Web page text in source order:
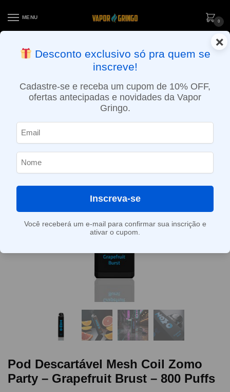
MENU
0
ENTREGA NO MESMO DIA EM SÃO PAULO (SEG A SEX): PEDIDOS
APROVADOS ATÉ 15:30 VIA MOTOBOY
Pod Descartável Mesh Coil Zomo
Party – Grapefruit Brust – 800 Puffs
×
Desconto exclusivo só pra quem se
inscreve!
Cadastre-se e receba um cupom de 10% OFF,
ofertas antecipadas e novidades da Vapor
Gringo.
Inscreva-se
Você receberá um e-mail para confirmar sua inscrição e
ativar o cupom.